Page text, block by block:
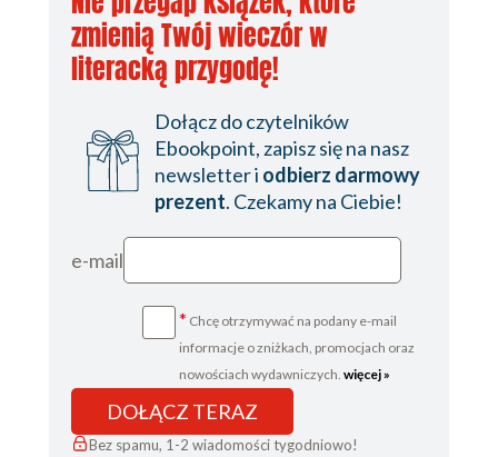
zmienią Twój wieczór w
literacką przygodę!
Dołącz do czytelników
Ebookpoint, zapisz się na nasz
newsletter i odbierz darmowy
prezent. Czekamy na Ciebie!
e-mail
* Chcę otrzymywać na podany e-mail
informacje o zniżkach, promocjach oraz
nowościach wydawniczych. więcej »
DOŁĄCZ TERAZ
Bez spamu, 1-2 wiadomości tygodniowo!